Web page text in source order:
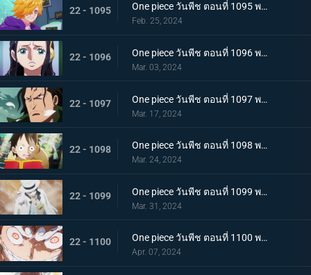
22 - 1095 One piece วันพีช ตอนที่ 1095 พากย์ไทย มันสมองของอัจฉริยะ เวก้าพังค์ทั้งหกคน
Feb. 25, 2024
22 - 1096 One piece วันพีช ตอนที่ 1096 พากย์ไทย ประวัติศาสตร์ต้องห้าม สมมติฐานของอาณาจักรแห่งหนึ่ง
Mar. 03, 2024
22 - 1097 One piece วันพีช ตอนที่ 1097 พากย์ไทย เจตจำนงของโอฮารา การวิจัยที่ได้รับสืบทอดมา
Mar. 17, 2024
22 - 1098 One piece วันพีช ตอนที่ 1098 พากย์ไทย เรื่องมหัศจรรย์ ความฝันที่อัจฉริยะจินตนาการไว้
Mar. 24, 2024
22 - 1099 One piece วันพีช ตอนที่ 1099 พากย์ไทย เตรียมรับการโจมตี ร็อบ ลุจจิจู่โจม
Mar. 31, 2024
22 - 1100 One piece วันพีช ตอนที่ 1100 พากย์ไทย พลังในระดับที่แตกต่าง ลูฟี่ ปะทะ ลุจจิ
Apr. 07, 2024